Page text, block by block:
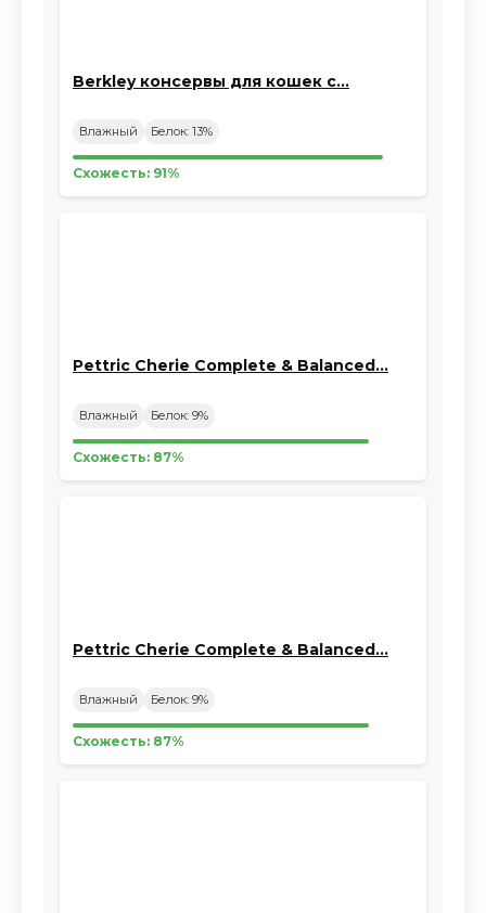
Berkley консервы для кошек с…
Влажный Белок: 13%
Схожесть: 91%
Pettric Cherie Complete & Balanced…
Влажный Белок: 9%
Схожесть: 87%
Pettric Cherie Complete & Balanced…
Влажный Белок: 9%
Схожесть: 87%